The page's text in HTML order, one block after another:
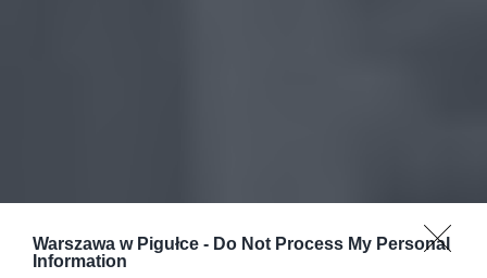
Warszawa w Pigułce - Do Not Process My Personal
Information